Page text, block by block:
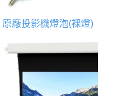
原廠投影機燈泡(裸燈)